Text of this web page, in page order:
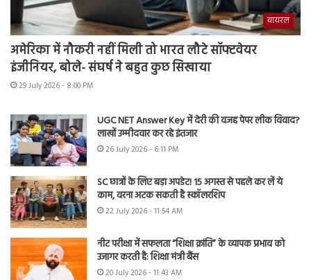
वायरल
अमेरिका में नौकरी नहीं मिली तो भारत लौटे सॉफ्टवेयर
इंजीनियर, बोले- संघर्ष ने बहुत कुछ सिखाया
29 July 2026 - 8:00 PM
UGC NET Answer Key में देरी की वजह पेपर लीक विवाद?
लाखों उम्मीदवार कर रहे इंतजार
26 July 2026 - 6:11 PM
SC छात्रों के लिए बड़ा अपडेट! 15 अगस्त से पहले कर लें ये
काम, वरना अटक सकती है स्कॉलरशिप
22 July 2026 - 11:54 AM
नीट परीक्षा में सफलता “शिक्षा क्रांति” के व्यापक प्रभाव को
उजागर करती है: शिक्षा मंत्री बैंस
20 July 2026 - 11:43 AM